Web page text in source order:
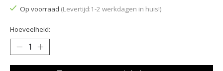
Op voorraad (Levertijd:1-2 werkdagen in huis!)
Hoeveelheid: